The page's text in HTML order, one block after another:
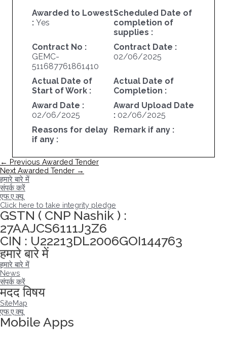
Awarded to Lowest
: Yes
Scheduled Date of
completion of
supplies :
Contract No :
GEMC-
511687761861410
Contract Date :
02/06/2025
Actual Date of
Start of Work :
Actual Date of
Completion :
Award Date :
02/06/2025
Award Upload Date
: 02/06/2025
Reasons for delay
if any :
Remark if any :
पोस्ट
नेविगेशन
← Previous Awarded Tender
Next Awarded Tender →
हमारे बारे में
संपर्क करें
एफ.ए.क्यू
Click here to take integrity pledge
GSTN ( CNP Nashik ) :
27AAJCS6111J3Z6
CIN : U22213DL2006GOI144763
हमारे बारे में
हमारे बारे में
News
संपर्क करें
मदद विषय
SiteMap
एफ.ए.क्यू
Mobile Apps